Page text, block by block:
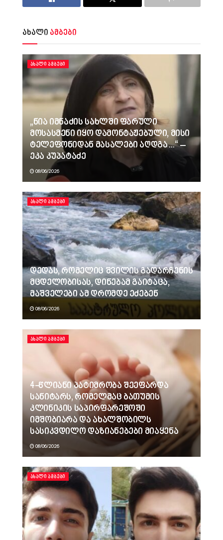
ახალი ამბები
ᲐᲮᲐᲚᲘ ᲐᲛᲑᲔᲑᲘ
„ნია იმნაძის სახლში ფარული
მოსასმენი იყო დამონტაჟებული, მისი
ტელეფონიდან მასალები აღდგა…“ –
ეკა კუპატაძე
08/06/2026
ᲐᲮᲐᲚᲘ ᲐᲛᲑᲔᲑᲘ
დედას, რომელიც შვილის გადარჩენის
მცდელობისას, დინებამ გაიტაცა,
მაშველები ამ დრომდე ეძებენ
08/06/2026
ᲐᲮᲐᲚᲘ ᲐᲛᲑᲔᲑᲘ
4-წლიანი პატიმრობა შეეფარდა
სანიტარს, რომელმაც ბათუმის
კლინიკის საპირფარეშოში
იმშობიარა და ახალშობილს
სასიკვდილო დაზიანებები მიაყენა
08/06/2026
ᲐᲮᲐᲚᲘ ᲐᲛᲑᲔᲑᲘ